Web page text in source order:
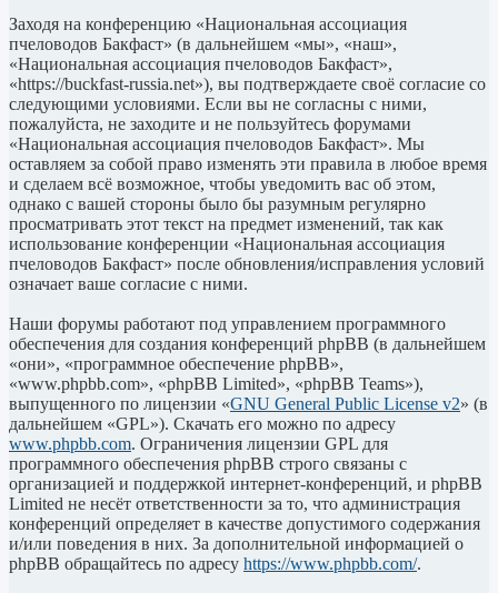
Заходя на конференцию «Национальная ассоциация
пчеловодов Бакфаст» (в дальнейшем «мы», «наш»,
«Национальная ассоциация пчеловодов Бакфаст»,
«https://buckfast-russia.net»), вы подтверждаете своё согласие со
следующими условиями. Если вы не согласны с ними,
пожалуйста, не заходите и не пользуйтесь форумами
«Национальная ассоциация пчеловодов Бакфаст». Мы
оставляем за собой право изменять эти правила в любое время
и сделаем всё возможное, чтобы уведомить вас об этом,
однако с вашей стороны было бы разумным регулярно
просматривать этот текст на предмет изменений, так как
использование конференции «Национальная ассоциация
пчеловодов Бакфаст» после обновления/исправления условий
означает ваше согласие с ними.
Наши форумы работают под управлением программного
обеспечения для создания конференций phpBB (в дальнейшем
«они», «программное обеспечение phpBB»,
«www.phpbb.com», «phpBB Limited», «phpBB Teams»),
выпущенного по лицензии «GNU General Public License v2» (в
дальнейшем «GPL»). Скачать его можно по адресу
www.phpbb.com. Ограничения лицензии GPL для
программного обеспечения phpBB строго связаны с
организацией и поддержкой интернет-конференций, и phpBB
Limited не несёт ответственности за то, что администрация
конференций определяет в качестве допустимого содержания
и/или поведения в них. За дополнительной информацией о
phpBB обращайтесь по адресу https://www.phpbb.com/.